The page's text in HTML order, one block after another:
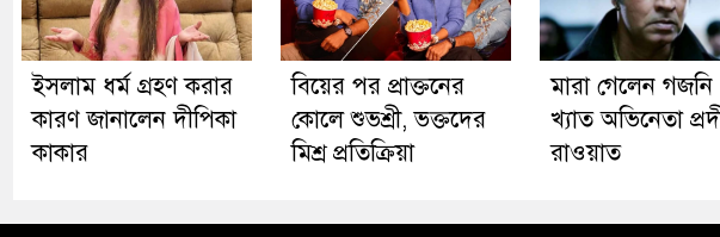
ইসলাম ধর্ম গ্রহণ করার
কারণ জানালেন দীপিকা
কাকার
বিয়ের পর প্রাক্তনের
কোলে শুভশ্রী, ভক্তদের
মিশ্র প্রতিক্রিয়া
মারা গেলেন গজনি
খ্যাত অভিনেতা
রাওয়াত